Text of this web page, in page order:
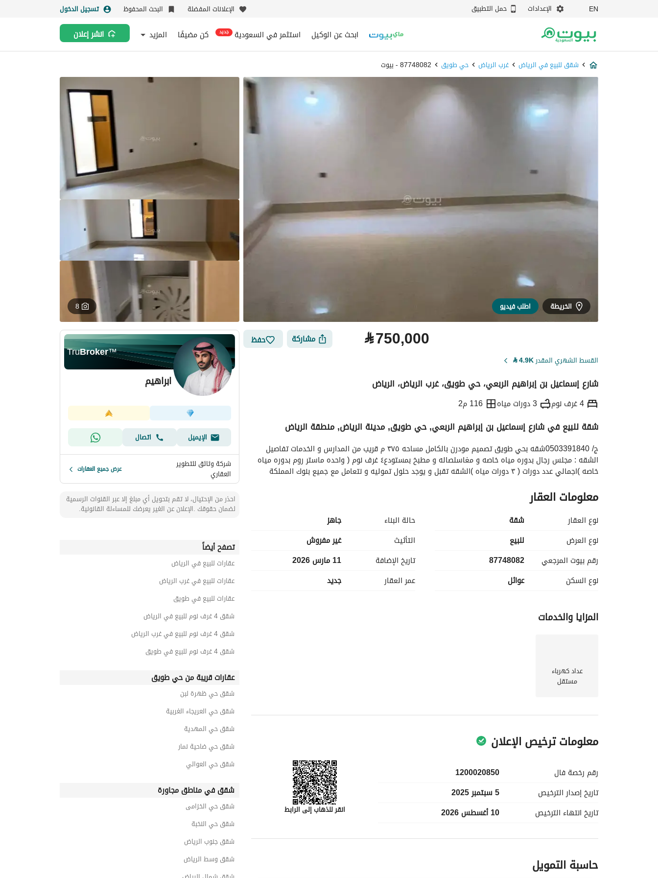
EN الإعدادات حمل التطبيق الإعلانات المفضلة البحث المحفوظ تسجيل الدخول
ابحث عن الوكيل استثمر في السعودية جديد كن مضيفًا المزيد انشر إعلان
شقق للبيع في الرياض غرب الرياض حي طويق 87748082 - بيوت
الخريطة اطلب فيديو 8
⃁750,000 مشاركة حفظ
القسط الشهري المقدر4.9K
⃁
شارع إسماعيل بن إبراهيم الربعي، حي طويق، غرب الرياض، الرياض
4 غرف نوم 3 دورات مياه 116 م2
التفاصيل معلومات ترخيص الإعلان حاسبة التمويل
شقة للبيع في شارع إسماعيل بن إبراهيم الربعي, حي طويق, مدينة الرياض, منطقة الرياض
خاصه )اجمالي عدد دورات ( ٣ دورات مياه )الشقه تقبل و يوجد حلول تموليه و نتعامل مع جميع بنوك المملكة
معلومات العقار
نوع العقار
شقة
نوع العرض
للبيع
رقم بيوت المرجعي
87748082
نوع السكن
عوائل
حالة البناء
جاهز
التأثيث
غير مفروش
تاريخ الإضافة
11 مارس 2026
عمر العقار
جديد
المزايا والخدمات
عداد كهرباء
مستقل
معلومات ترخيص الإعلان
رقم رخصة فال
1200020850
تاريخ إصدار الترخيص
5 سبتمبر 2025
تاريخ انتهاء الترخيص 10 أغسطس 2026 انقر للذهاب إلى الرابط
معلومات مسؤول الإعلان
اسم المسؤول -حاسبة التمويل
TruBroker™
ابراهيم
الإيميل
اتصال
شركة وثائق للتطوير
العقاري عرض جميع العقارات
احذر من الإحتيال، لا تقم بتحويل أي مبلغ إلا عبر القنوات الرسمية
لضمان حقوقك .الإعلان عن الغير يعرضك للمساءلة القانونية.
تصفح أيضاً
عقارات للبيع في الرياض
عقارات للبيع في غرب الرياض
عقارات للبيع في طويق
شقق 4 غرف نوم للبيع في الرياض
شقق 4 غرف نوم للبيع في غرب الرياض
شقق 4 غرف نوم للبيع في طويق
عقارات قريبة من حي طويق
شقق حي ظهرة لبن
شقق حي العريجاء الغربية
شقق حي المهدية
شقق حي ضاحية نمار
شقق حي العوالي
شقق في مناطق مجاورة
شقق حي الخزامى
شقق حي النخبة
شقق جنوب الرياض
شقق وسط الرياض